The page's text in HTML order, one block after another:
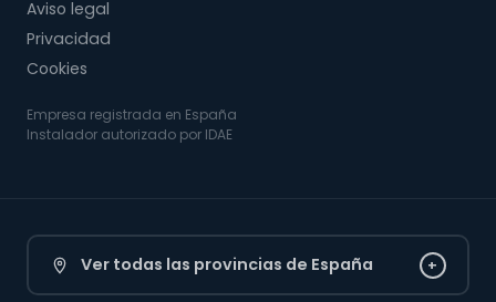
Aviso legal
Privacidad
Cookies
Empresa registrada en España
Instalador autorizado por IDAE
Ver todas las provincias de España +